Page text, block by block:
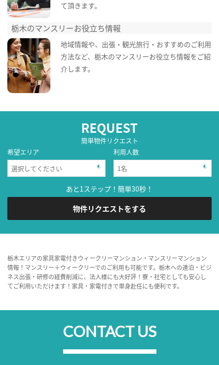
て頂きます。
栃木のマンスリーお役立ち情報
地域情報や、出張・観光旅行・おすすめのご利用
方法など、栃木のマンスリーお役立ち情報をご紹
介します。
REQUEST
簡単物件リクエスト
希望エリア
利用人数
あと1ステップ！簡単30秒！
物件リクエストをする
栃木エリアの家具家電付きウィークリーマンション・マンスリーマンション
情報！マンスリー＋ウィークリーでのご利用も可能です。栃木への連泊・ビジ
ネス出張・研修の経費削減に、法人様にも大好評！寮・社宅としても安心し
てご利用いただけます！家具・家電付きで単身赴任にも便利です。
CONTACT US